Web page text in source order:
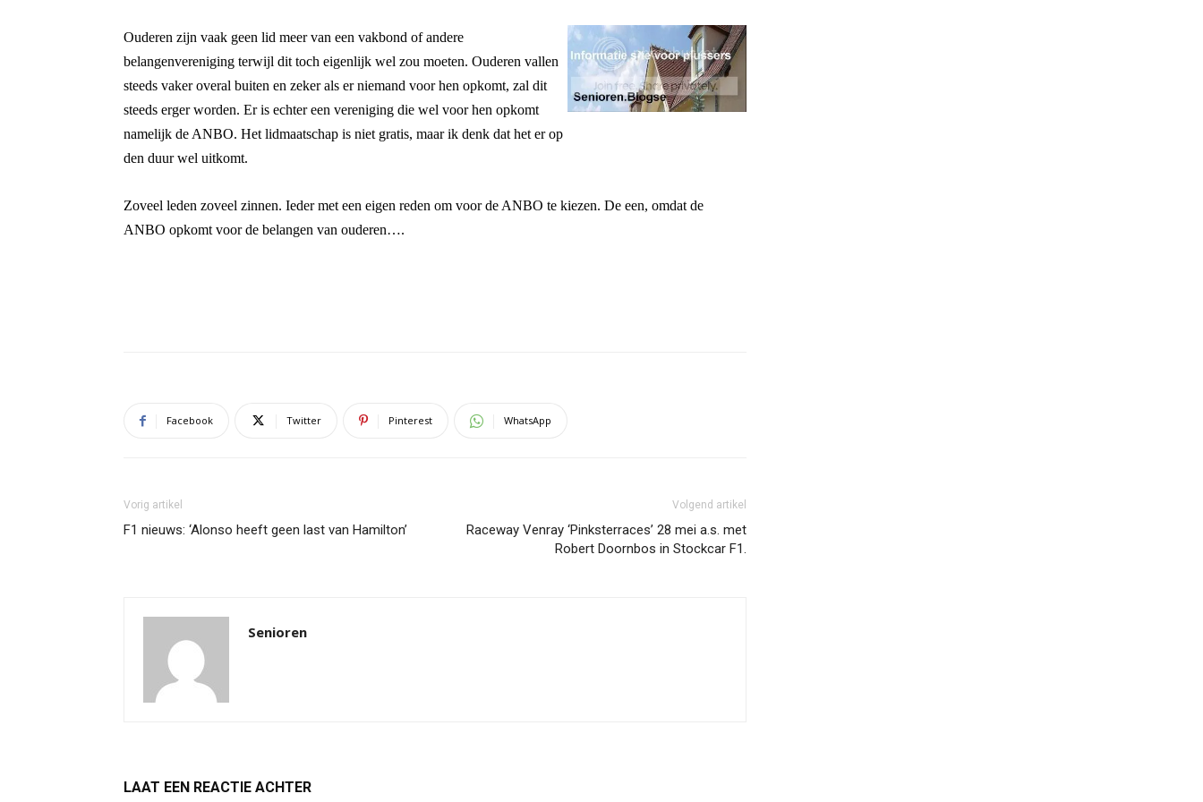
Ouderen zijn vaak geen lid meer van een vakbond of andere
belangenvereniging terwijl dit toch eigenlijk wel zou moeten. Ouderen vallen
steeds vaker overal buiten en zeker als er niemand voor hen opkomt, zal dit
steeds erger worden. Er is echter een vereniging die wel voor hen opkomt
namelijk de ANBO. Het lidmaatschap is niet gratis, maar ik denk dat het er op
den duur wel uitkomt.
Zoveel leden zoveel zinnen. Ieder met een eigen reden om voor de ANBO te kiezen. De een, omdat de
ANBO opkomt voor de belangen van ouderen….
Facebook Twitter Pinterest WhatsApp
Vorig artikel
F1 nieuws: ‘Alonso heeft geen last van Hamilton’
Volgend artikel
Raceway Venray ‘Pinksterraces’ 28 mei a.s. met
Robert Doornbos in Stockcar F1.
Senioren
LAAT EEN REACTIE ACHTER